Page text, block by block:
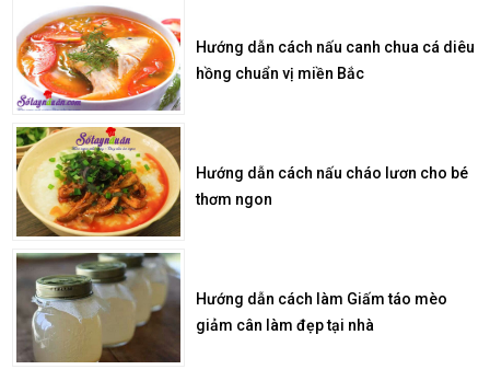
Hướng dẫn cách nấu canh chua cá diêu
hồng chuẩn vị miền Bắc
Hướng dẫn cách nấu cháo lươn cho bé
thơm ngon
Hướng dẫn cách làm Giấm táo mèo
giảm cân làm đẹp tại nhà